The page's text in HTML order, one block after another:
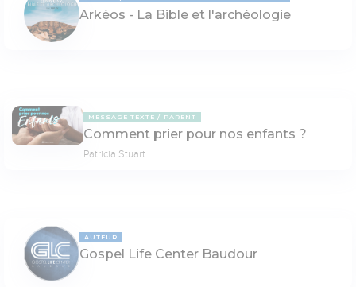
Arkéos - La Bible et l'archéologie
MESSAGE TEXTE PARENT
Comment prier pour nos enfants ?
Patricia Stuart
AUTEUR
Gospel Life Center Baudour